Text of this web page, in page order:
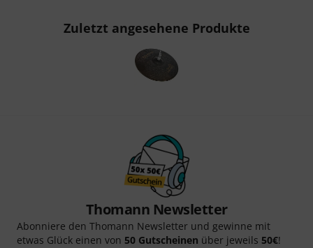
Zuletzt angesehene Produkte
Thomann Newsletter
Abonniere den Thomann Newsletter und gewinne mit
etwas Glück einen von 50 Gutscheinen über jeweils 50€!